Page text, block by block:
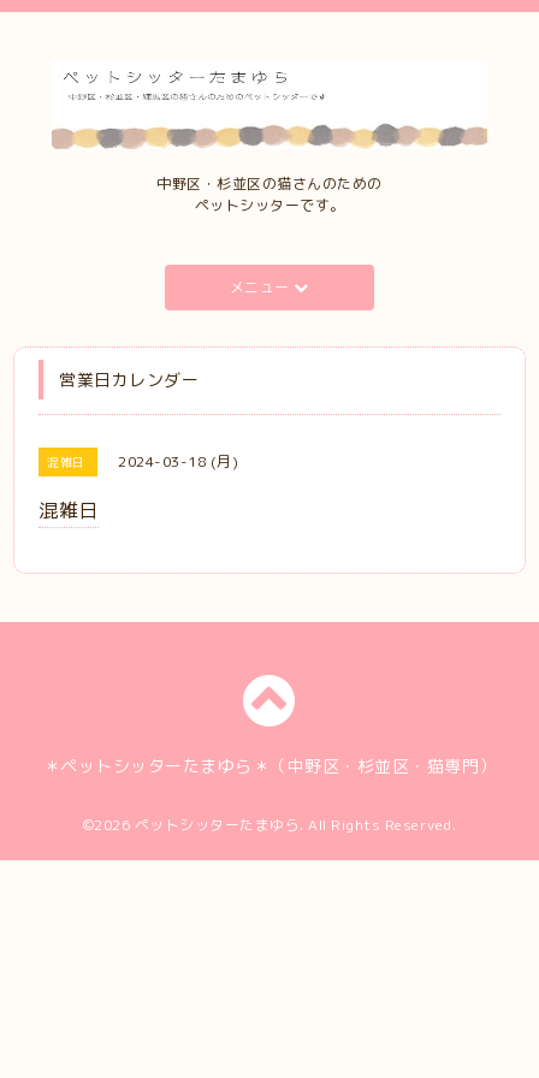
中野区・杉並区の猫さんのための
ペットシッターです。
メニュー
営業日カレンダー
混雑日 2024-03-18 (月)
混雑日
＊ペットシッターたまゆら＊（中野区・杉並区・猫専門）
©2026 ペットシッターたまゆら. All Rights Reserved.